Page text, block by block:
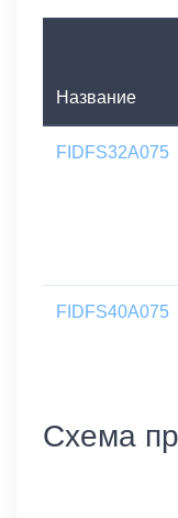
Название
FIDFS32A075
FIDFS40A075
Схема